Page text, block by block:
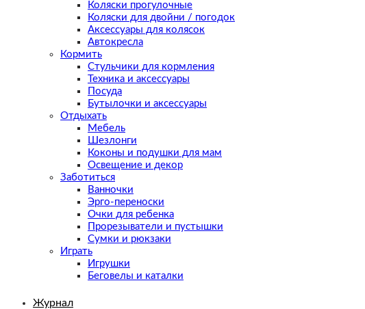
Коляски прогулочные
Коляски для двойни / погодок
Аксессуары для колясок
Автокресла
Кормить
Стульчики для кормления
Техника и аксессуары
Посуда
Бутылочки и аксессуары
Отдыхать
Мебель
Шезлонги
Коконы и подушки для мам
Освещение и декор
Заботиться
Ванночки
Эрго-переноски
Очки для ребенка
Прорезыватели и пустышки
Сумки и рюкзаки
Играть
Игрушки
Беговелы и каталки
Журнал